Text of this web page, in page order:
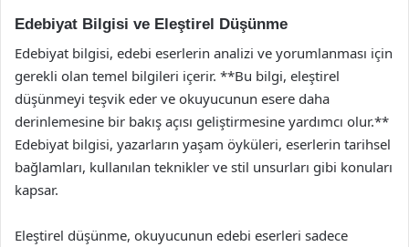
Edebiyat Bilgisi ve Eleştirel Düşünme
Edebiyat bilgisi, edebi eserlerin analizi ve yorumlanması için
gerekli olan temel bilgileri içerir. **Bu bilgi, eleştirel
düşünmeyi teşvik eder ve okuyucunun esere daha
derinlemesine bir bakış açısı geliştirmesine yardımcı olur.**
Edebiyat bilgisi, yazarların yaşam öyküleri, eserlerin tarihsel
bağlamları, kullanılan teknikler ve stil unsurları gibi konuları
kapsar.
Eleştirel düşünme, okuyucunun edebi eserleri sadece